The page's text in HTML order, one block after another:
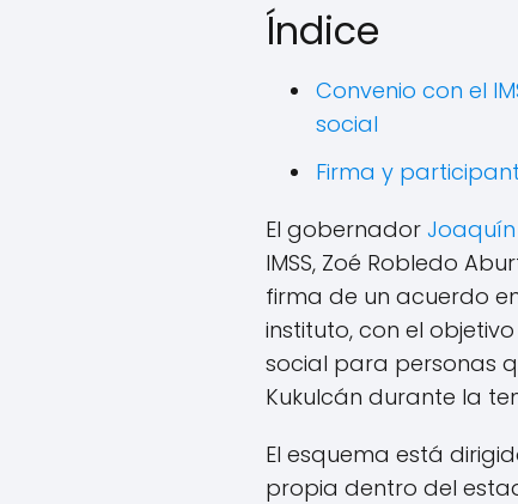
Índice
Convenio con el
social
Firma y
El gobernador
IMSS, Zoé Robledo
firma de un acuerdo
instituto, con el
social para personas
Kukulcán durante la
El esquema está
propia dentro del